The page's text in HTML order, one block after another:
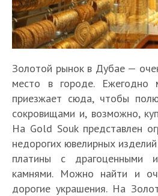
Золотой рынок в Дубае —
место в городе. Ежегодно
приезжает сюда, чтобы
сокровищами и, возможно,
На Gold Souk представлен
недорогих ювелирных
платины с драгоценными
камнями. Можно найти и
дорогие украшения. На